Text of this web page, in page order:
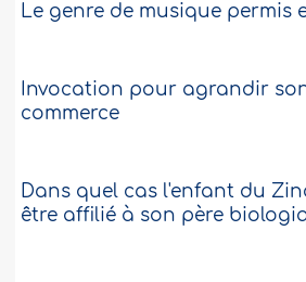
Le genre de musique permis
Invocation pour agrandir
commerce
Dans quel cas l'enfant du
être affilié à son père